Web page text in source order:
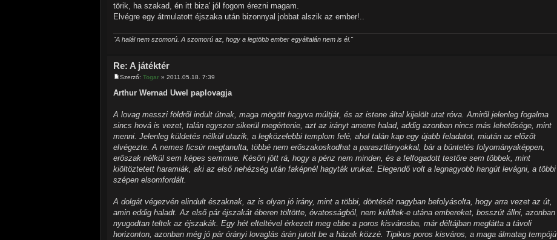
törik, ha szakad, én itt biza' jól fogom érezni magam.
Elvégre egy átmulatott éjszaka után bizonnyal jobbat alszik az ember!..
"A halál nem szomorú. A szomorú az, hogy a legtöbb ember egyáltalán nem is él."
Re: A játéktér
Szerző: Togar » 2011.05.18. 7:39
Arthur Wernad Uwel paplovagja
A lovag messzi földről indult útnak, maga mögött hagyva múltját, és az istene által kijelölt utat róva. Amiről jelenleg fogalma
sincs hová is vezet, talán egyszer sikerül megértenie, azt az irányt amerre halad, addig azonban nincs más lehetősége, mint
menni. Jelenleg küldetés nélkül utazik, a legközelebbi templom felé, ahol talán kap egy újabb feladatot, miután az előzőt
elvégezte. A nemes ficsúr megtanulta, többé nem erőszakoskodhat a parasztlányokkal, bár a büntetés folyományaképpen,
erőszak nélkül sem képes semmire. Későn jött rá, hogy a pénz nem minden, és a felfogadott testőre sem többek, mint
kiöltöztetett haramiák, aki az első nehézség után faképnél hagyták urukat. Elegendő volt a legnagyobb hangút levágni, a többi
szépen elsomfordált.
A dolgát végezvén elindult északnak, az is olyan jó irány, mint a többi, döntését nagyban befolyásolta, hogy arra vezet az út,
amin eddig haladt. Az első pár éjszakát éberen töltötte, óvatosságból, nem küldtek-e utána embereket, bosszút állni, azonban
nyugodtan teltek az éjszakák. Egy hét elteltével érkezett meg ebbe a poros kisvárosba, már déltájban meglátta a távoli
horizonton, azonban még jó pár órányi lovaglás árán jutott be a házak közzé. Tipikus poros kisváros, a maga álmatag tempójú